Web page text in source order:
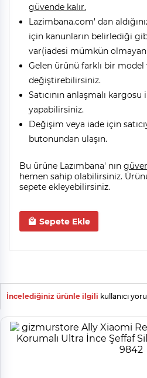
güvende kalır.
Lazimbana.com' dan
için kanunların belirlediği
var(iadesi mümkün
Gelen ürünü farklı bir model
değiştirebilirsiniz.
Satıcının anlaşmalı
yapabilirsiniz.
Değişim veya iade için
butonundan ulaşın.
Bu ürüne Lazımbana' nın
hemen sahip olabilirsiniz.
sepete ekleyebilirsiniz.
Sepete Ekle
İncelediğiniz ürünle ilgili kullanıcı